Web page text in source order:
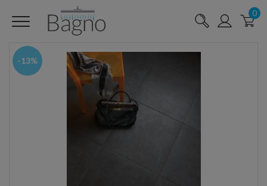
0
-13%